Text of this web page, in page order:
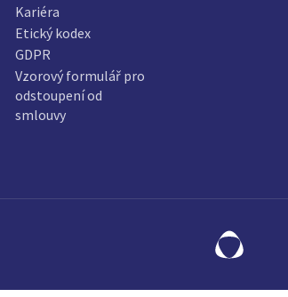
Kariéra
Etický kodex
GDPR
Vzorový formulář pro
odstoupení od
smlouvy